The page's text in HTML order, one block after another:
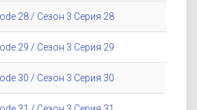
28 / Сезон 3 Серия 28
29 / Сезон 3 Серия 29
30 / Сезон 3 Серия 30